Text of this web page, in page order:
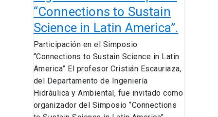
“Connections to Sustain
Science in Latin America”.
Participación en el Simposio
“Connections to Sustain Science in Latin
America” El profesor Cristián Escauriaza,
del Departamento de Ingeniería
Hidráulica y Ambiental, fue invitado como
organizador del Simposio “Connections
America”.